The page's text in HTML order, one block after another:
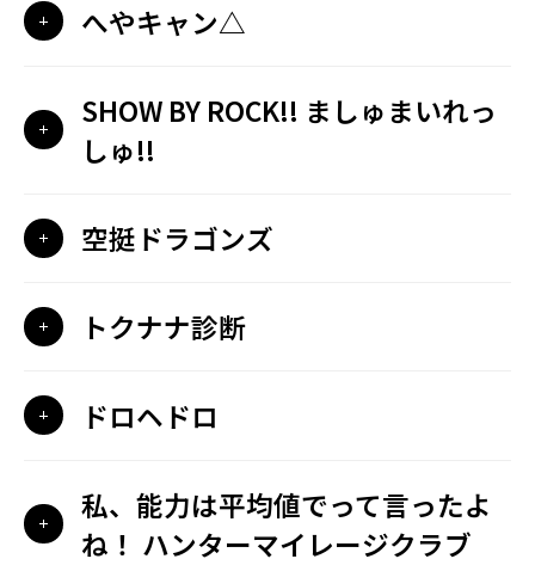
へやキャン△
SHOW BY ROCK!! ましゅまいれっ
しゅ!!
空挺ドラゴンズ
トクナナ診断
ドロヘドロ
私、能力は平均値でって言ったよ
ね！ ハンターマイレージクラブ